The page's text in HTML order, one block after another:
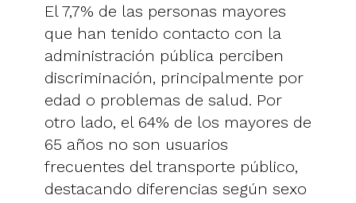
El 7,7% de las personas mayores
que han tenido contacto con la
administración pública perciben
discriminación, principalmente por
edad o problemas de salud. Por
otro lado, el 64% de los mayores de
65 años no son usuarios
frecuentes del transporte público,
destacando diferencias según sexo